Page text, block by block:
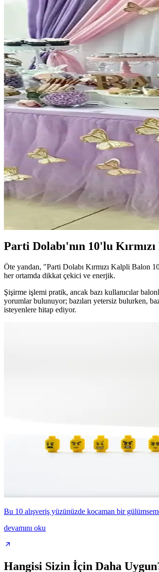
Deniz Party Store Kral Taçlı Balon
Renkli ve kolay montajlı Kral Taçlı Balon
Parti Dolabı Balon Zinciri ve
Parti Dolabı'nın renkli balon zinciri ve
Janissary 5 Metre Balon Zinciri ile
Janissary 5 metrelik balon zinciri, geniş alanları
Parti Dolabı 6 Adet 14'' Safari Folyo
14 inçlik hayvan figürlü folyo balonlar, doğa ve
Bebek Temalı 33 Parçalık Balon ve
Bebek temalı 33 parçalık set, şeffaf beyaz
Atakent Süs ve Eğlencemarketi Balon
İki farklı balon zinciri setini detaylı
Parti Dolabı'nın 10'lu
Öte yandan, "Parti Dolabı Kırmızı Kalpli Balon
her ortamda dikkat çekici ve enerjik.
Şişirme işlemi pratik, ancak bazı kullanıcılar
yorumlar bulunuyor; bazıları yetersiz bulurken,
isteyenlere hitap ediyor.
Bu 10 alışveriş yüzünüzde kocaman bir
devamını oku
Hangisi Sizin İçin Daha